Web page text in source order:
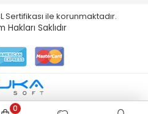
Sertifikası ile korunmaktadır.
Hakları Saklıdır
0